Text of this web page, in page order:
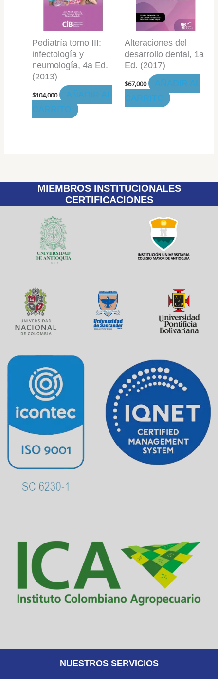
Pediatría tomo III:
infectología y
neumología, 4a Ed.
(2013)
$104,000
AÑADIR AL
CARRITO
Alteraciones del
desarrollo dental, 1a
Ed. (2017)
$67,000
AÑADIR AL
CARRITO
MIEMBROS INSTITUCIONALES
CERTIFICACIONES
NUESTROS SERVICIOS